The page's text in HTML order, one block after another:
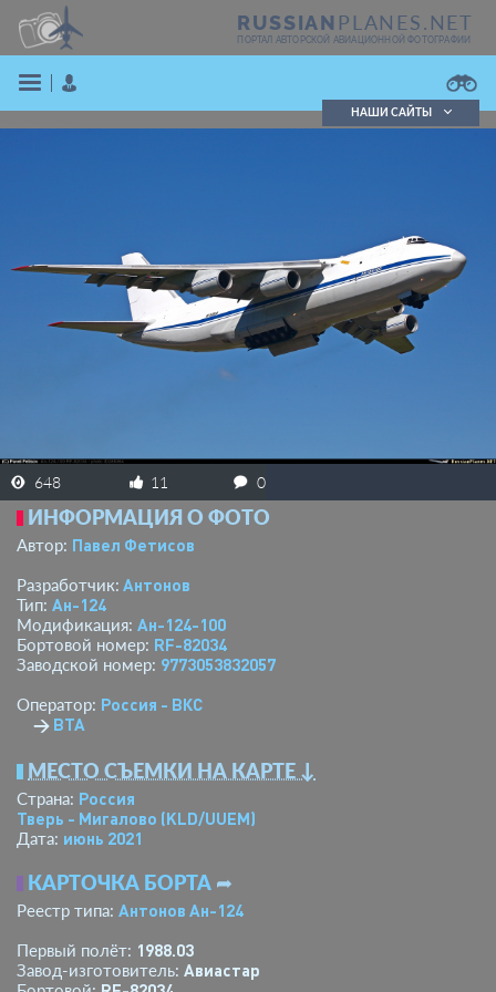
RUSSIAN PLANES.NET
ПОРТАЛ АВТОРСКОЙ АВИАЦИОННОЙ ФОТОГРАФИИ
НАШИ САЙТЫ
648 11 0
ИНФОРМАЦИЯ О ФОТО
Автор: Павел Фетисов
Разработчик: Антонов
Тип: Ан-124
Модификация: Ан-124-100
Бортовой номер: RF-82034
Заводской номер: 9773053832057
Оператор: Россия - ВКС
→ ВТА
МЕСТО СЪЕМКИ НА КАРТЕ ↓
Страна: Россия
Тверь - Мигалово (KLD/UUEM)
Дата: июнь 2021
КАРТОЧКА БОРТА ➦
Реестр типа: Антонов Ан-124
Первый полёт: 1988.03
Завод-изготовитель: Авиастар